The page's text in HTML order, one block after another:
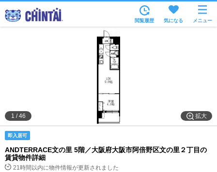
沿線・駅から
住所から
家賃相場から
通勤通学時間から
物件特集から
不動産会社から
閲覧履歴 気になる メニュー
拡大
1 /46
即入居可
ANDTERRACE文の里 5階／大阪府大阪市阿倍野区文の里２丁目の
賃貸物件詳細
21時間以内に物件情報が更新されました